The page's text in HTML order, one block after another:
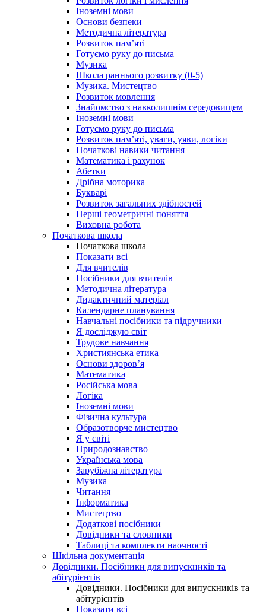
Іноземні мови
Основи безпеки
Методична література
Розвиток пам’яті
Готуємо руку до письма
Музика
Школа раннього розвитку (0-5)
Музика. Мистецтво
Розвиток мовлення
Знайомство з навколишнім середовищем
Іноземні мови
Готуємо руку до письма
Розвиток пам’яті, уваги, уяви, логіки
Початкові навики читання
Математика і рахунок
Абетки
Дрібна моторика
Букварі
Розвиток загальних здібностей
Перші геометричні поняття
Виховна робота
Початкова школа
Початкова школа
Показати всі
Для вчителів
Посібники для вчителів
Методична література
Дидактичний матеріал
Календарне планування
Навчальні посібники та підручники
Я досліджую світ
Трудове навчання
Християнська етика
Основи здоров’я
Математика
Російська мова
Логіка
Іноземні мови
Фізична культура
Образотворче мистецтво
Я у світі
Природознавство
Українська мова
Зарубіжна література
Музика
Читання
Інформатика
Мистецтво
Додаткові посібники
Довідники та словники
Таблиці та комплекти наочності
Шкільна документація
Довідники. Посібники для випускників та
абітурієнтів
Довідники. Посібники для випускників та
абітурієнтів
Показати всі